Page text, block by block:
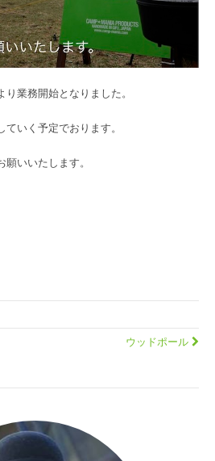
業務開始となりました。
いく予定でおります。
願いいたします。
ウッドポール